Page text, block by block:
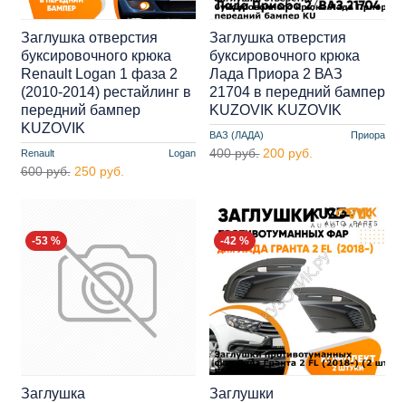
Renault Logan
Заглушка отверстия
буксировочного крюка
Renault Logan 1 фаза 2
(2010-2014) рестайлинг в
передний бампер
KUZOVIK
600 руб. 250 руб.
ВАЗ (ЛАДА) Приора
Заглушка отверстия
буксировочного крюка
Лада Приора 2 ВАЗ
21704 в передний бампер
KUZOVIK KUZOVIK
400 руб. 200 руб.
-53 %
Заглушка
-42 %
Заглушки